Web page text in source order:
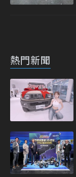
熱門新聞